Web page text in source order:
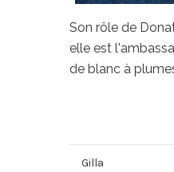
Son rôle de
elle est
de blanc à
Gilla